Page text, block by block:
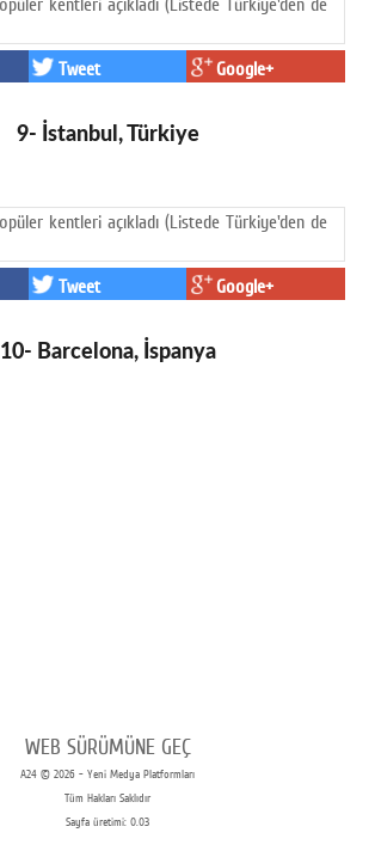
Tweet Google+
9- İstanbul, Türkiye
Tweet Google+
10- Barcelona, İspanya
WEB SÜRÜMÜNE GEÇ
A24 © 2026 - Yeni Medya Platformları
Tüm Hakları Saklıdır
Sayfa üretimi: 0.03